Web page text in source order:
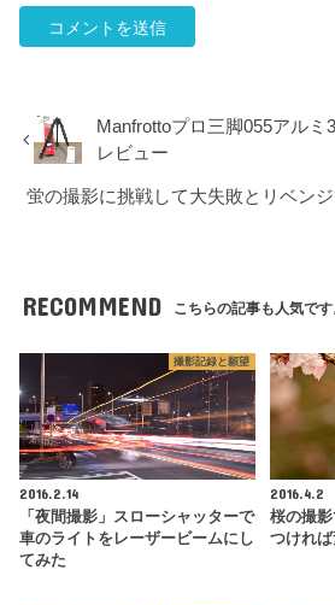
Manfrottoプロ三脚055アルミ
レビュー
蛍の撮影に挑戦して大失敗とリベン
RECOMMEND こちらの記事も人気です
撮影記録と願望
2016.2.14
「夜間撮影」スローシャッターで
車のライトをレーザービームにし
てみた
2016.4.2
桜の撮
つけれ